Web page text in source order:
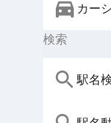
カー
検索
駅名